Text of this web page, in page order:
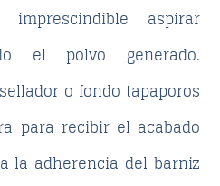
aspirar
el polvo generado.
o fondo tapaporos
para recibir el acabado
la adherencia del barniz